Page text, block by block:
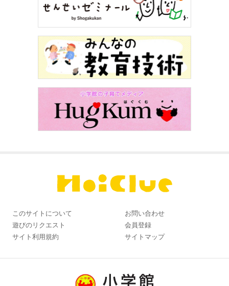
このサイトについて
お問い合わせ
遊びのリクエスト
会員登録
サイト利用規約
サイトマップ